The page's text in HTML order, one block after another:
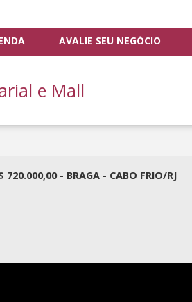
AVALIE SEU NEGÓCIO
e Mall
- BRAGA - CABO FRIO/RJ